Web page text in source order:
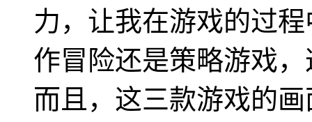
力，让我在游戏的过
作冒险还是策略游戏
而且，这三款游戏的